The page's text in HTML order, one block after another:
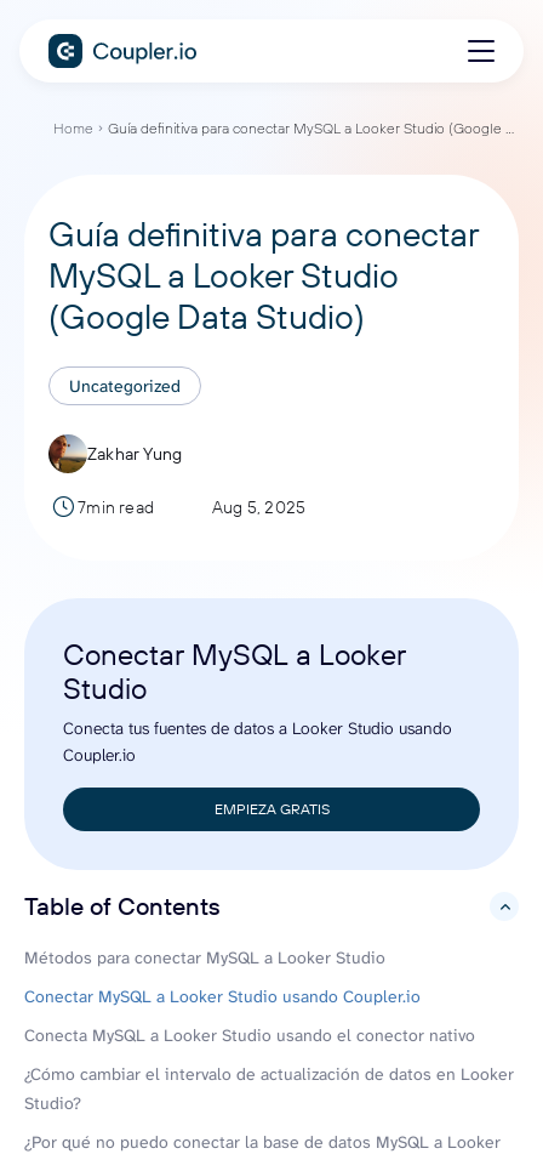
Home Guía definitiva para conectar MySQL a Looker Studio (Google Data Studio)
Guía definitiva para conectar
MySQL a Looker Studio
(Google Data Studio)
Uncategorized
Zakhar Yung
7min read Aug 5, 2025
Conectar MySQL a Looker
Studio
Conecta tus fuentes de datos a Looker Studio usando
Coupler.io
EMPIEZA GRATIS
Table of Contents
hide
Métodos para conectar MySQL a Looker Studio
Conectar MySQL a Looker Studio usando Coupler.io
Conecta MySQL a Looker Studio usando el conector nativo
¿Cómo cambiar el intervalo de actualización de datos en Looker
Studio?
¿Por qué no puedo conectar la base de datos MySQL a Looker